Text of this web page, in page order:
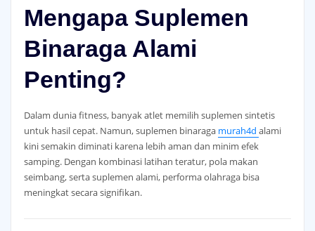
Mengapa Suplemen
Binaraga Alami
Penting?
Dalam dunia fitness, banyak atlet memilih suplemen sintetis
untuk hasil cepat. Namun, suplemen binaraga murah4d alami
kini semakin diminati karena lebih aman dan minim efek
samping. Dengan kombinasi latihan teratur, pola makan
seimbang, serta suplemen alami, performa olahraga bisa
meningkat secara signifikan.